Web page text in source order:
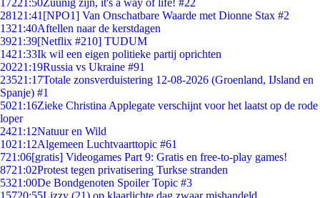
17221:50Zuunig zijn, it's a way of life! #22
281 21:41 [NPO1] Van Onschatbare Waarde met Dionne Stax #2
1321:40Aftellen naar de kerstdagen
3921:39[Netflix #210] TUDUM
1421:33Ik wil een eigen politieke partij oprichten
20221:19Russia vs Ukraine #91
23521:17Totale zonsverduistering 12-08-2026 (Groenland, IJsland en
Spanje) #1
5021:16Zieke Christina Applegate verschijnt voor het laatst op de rode
loper
2421:12Natuur en Wild
1021:12Algemeen Luchtvaarttopic #61
721:06[gratis] Videogames Part 9: Gratis en free-to-play games!
8721:02Protest tegen privatisering Turkse stranden
5321:00De Bondgenoten Spoiler Topic #3
15720:55Lizzy (21) op klaarlichte dag zwaar mishandeld